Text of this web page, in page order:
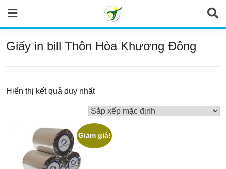
content
Giấy in bill Thôn Hòa Khương Đông
Hiển thị kết quả duy nhất
Giảm giá!